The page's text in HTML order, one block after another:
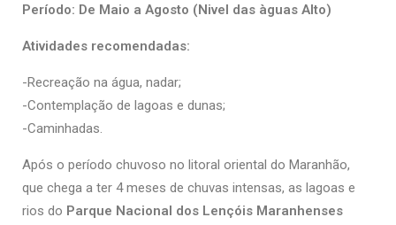
Período: De Maio a Agosto (Nivel das àguas Alto)
Atividades recomendadas:
-Recreação na água, nadar;
-Contemplação de lagoas e dunas;
-Caminhadas.
Após o período chuvoso no litoral oriental do Maranhão,
que chega a ter 4 meses de chuvas intensas, as lagoas e
rios do Parque Nacional dos Lençóis Maranhenses